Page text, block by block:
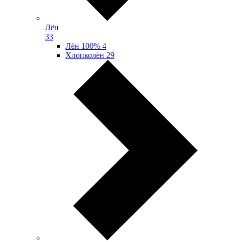
Лён
33
Лён 100% 4
Хлопколён 29